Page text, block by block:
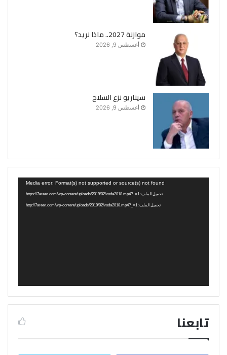
موازنة 2027.. ماذا نريد؟
أغسطس 9, 2026
سيناريو نزع السلاح
أغسطس 9, 2026
Media error: Format(s) not supported or source(s) not found
تحميل الملف: https://7areer.com/wp-content/uploads/2019/02/voda2018.mp4?_=1
تحميل الملف: http://7areer.com/wp-content/uploads/2019/02/voda2018.mp4?_=1
تابعنا